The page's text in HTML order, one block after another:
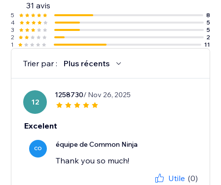
31 avis
5
8
4
5
3
5
2
2
1
11
Trier par : Plus récents
12
1258730/ Nov 26, 2025
Excelent
CO équipe de Common Ninja
Thank you so much!
Utile (0)